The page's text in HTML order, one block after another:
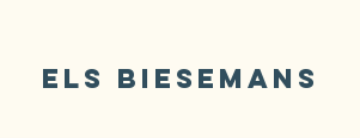
ELS BIESEMANS